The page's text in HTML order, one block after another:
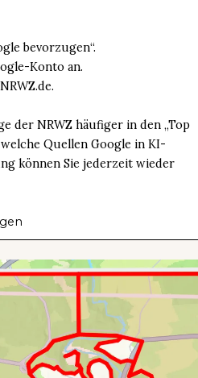
bevorzugen“.
Konto an.
der NRWZ häufiger in den „Top
Quellen Google in KI-
können Sie jederzeit wieder